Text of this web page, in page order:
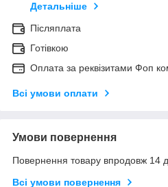
Детальніше
Післяплата
Готівкою
Оплата за реквізитами Фоп
Всі умови оплати
Умови повернення
Повернення товару впродовж 14
Всі умови повернення